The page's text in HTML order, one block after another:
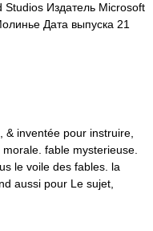
Издатель Microsoft
Дата выпуска 21
inventée pour instruire,
fable mysterieuse.
le voile des fables. la
aussi pour Le sujet,